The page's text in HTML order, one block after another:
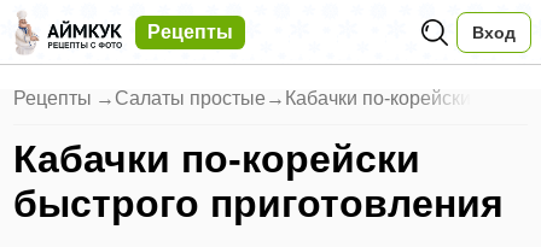
Рецепты Вход
Рецепты → Салаты простые → Кабачки по-корейски
Кабачки по-корейски
быстрого приготовления